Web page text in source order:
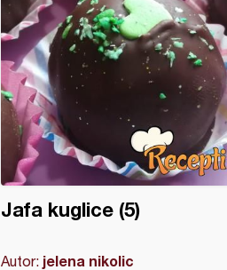
Jafa kuglice (5)
Autor: jelena nikolic